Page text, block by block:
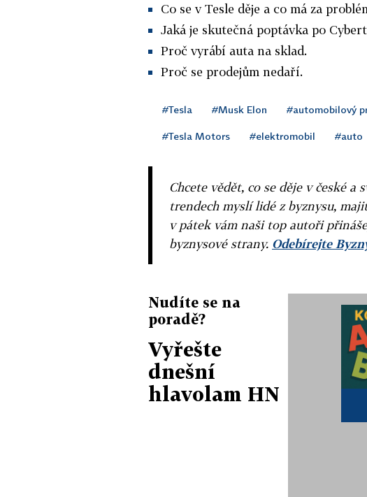
Co se v Tesle děje a co má za
Jaká je skutečná poptávka po
Proč vyrábí auta na sklad.
Proč se prodejům nedaří.
#Tesla #Musk Elon #automobilový
#Tesla Motors #elektromobil #auto
Chcete vědět, co se děje v české
trendech myslí lidé z byznysu,
v pátek vám naši top autoři
byznysové strany. Odebírejte
Nudíte se na
poradě?
Vyřešte
dnešní
hlavolam HN